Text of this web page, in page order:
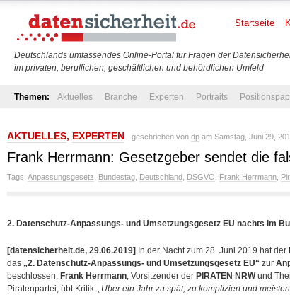
Deutschlands umfassendes Online-Portal für Fragen der
im privaten, beruflichen, geschäftlichen und behördlichen Umfeld
Startseite
Themen: Aktuelles Branche Experten Portraits
AKTUELLES, EXPERTEN - geschrieben von dp am Samstag, Juni 29,
Frank Herrmann: Gesetzgeber sendet die
Tags: Anpassungsgesetz Bundestag Deutschland DSGVO Frank Herrmann
2. Datenschutz-Anpassungs- und Umsetzungsgesetz EU nachts im
[datensicherheit.de, 29.06.2019] In der Nacht zum 28. Juni 2019 hat
das „2. Datenschutz-Anpassungs- und Umsetzungsgesetz EU“ zur
beschlossen. Frank Herrmann, Vorsitzender der PIRATEN NRWund
Piratenpartei, übt Kritik: „Über ein Jahr zu spät, zu kompliziert und